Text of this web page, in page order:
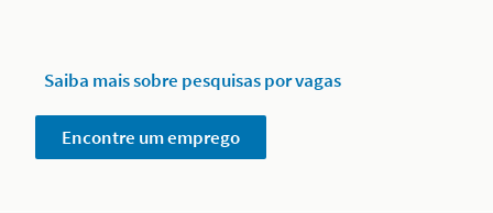
Saiba mais sobre pesquisas por vagas
Encontre um emprego